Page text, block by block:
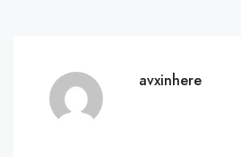
avxinhere